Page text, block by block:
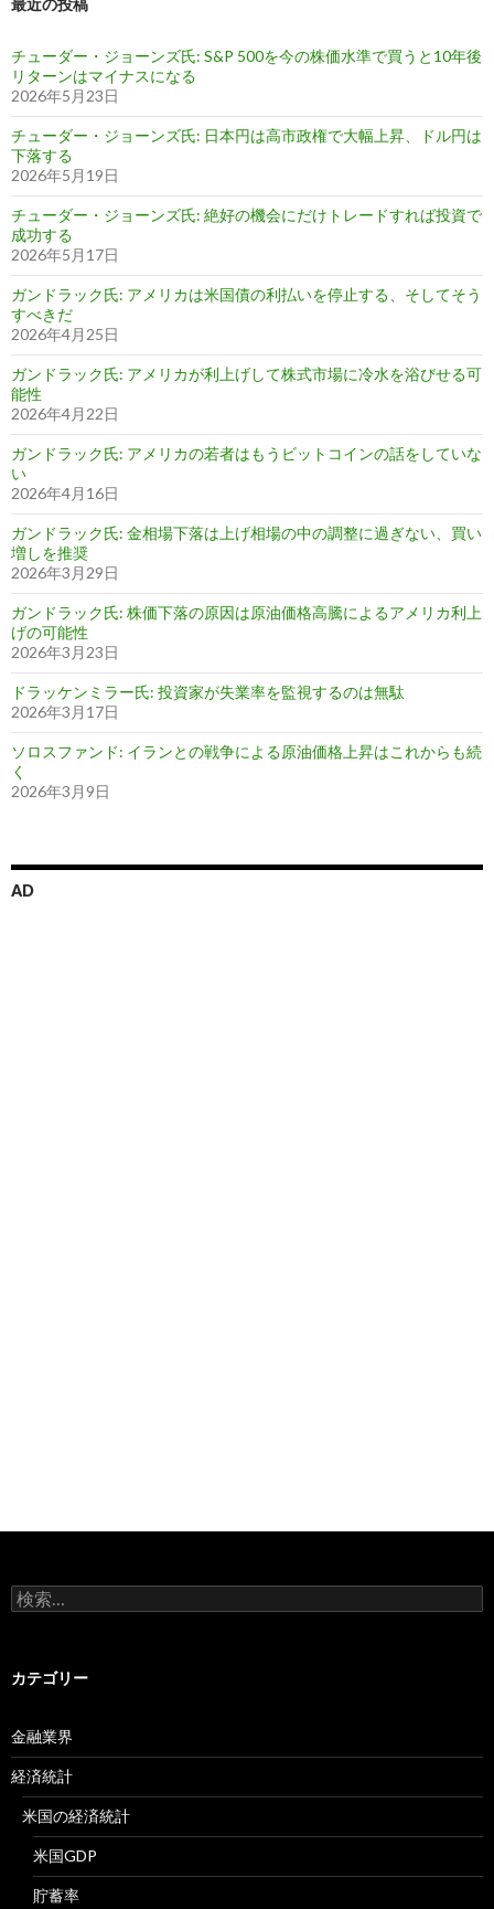
最近の投稿
チューダー・ジョーンズ氏: S&P 500を今の株価水準で買うと10年後
リターンはマイナスになる
2026年5月23日
チューダー・ジョーンズ氏: 日本円は高市政権で大幅上昇、ドル円は
下落する
2026年5月19日
チューダー・ジョーンズ氏: 絶好の機会にだけトレードすれば投資で
成功する
2026年5月17日
ガンドラック氏: アメリカは米国債の利払いを停止する、そしてそう
すべきだ
2026年4月25日
ガンドラック氏: アメリカが利上げして株式市場に冷水を浴びせる可
能性
2026年4月22日
ガンドラック氏: アメリカの若者はもうビットコインの話をしていな
い
2026年4月16日
ガンドラック氏: 金相場下落は上げ相場の中の調整に過ぎない、買い
増しを推奨
2026年3月29日
ガンドラック氏: 株価下落の原因は原油価格高騰によるアメリカ利上
げの可能性
2026年3月23日
ドラッケンミラー氏: 投資家が失業率を監視するのは無駄
2026年3月17日
ソロスファンド: イランとの戦争による原油価格上昇はこれからも続
く
2026年3月9日
AD
検
索:
カテゴリー
金融業界
経済統計
米国の経済統計
米国GDP
貯蓄率